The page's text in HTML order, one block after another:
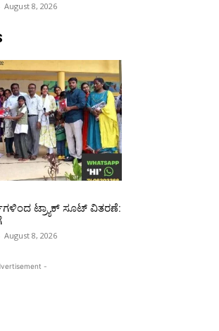
August 8, 2026
ಟ್ರ್ಯಾಕ್‌ ಸೂಟ್ ವಿತರಣೆ:
August 8, 2026
-